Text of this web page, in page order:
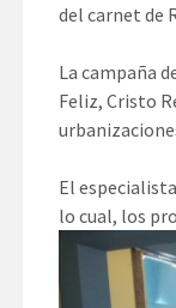
del carnet de
La campaña
Feliz, Cristo
El
lo cual, los